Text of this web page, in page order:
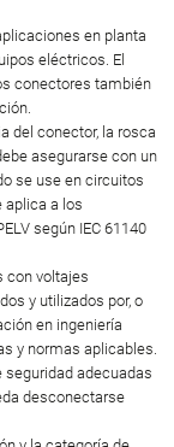
en planta
eléctricos. El
conectores también
del conector, la rosca
asegurarse con un
se use en circuitos
aplica a los
según IEC 61140
con voltajes
y utilizados por, o
en ingeniería
y normas aplicables.
seguridad adecuadas
desconectarse